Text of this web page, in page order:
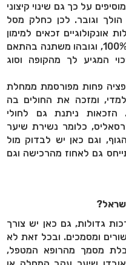
על כך גם שינוי קיצוני
וגובר. לכן כחלק מסל
אונקולוגיים זכאים למימון
של פאה. המימון הוא לא של 100%, וגובהו משתנה בהתאם
המגיע לך מהקופה וסוג
פחות מפורסמת ממחלת
ומזכה את החולים בה
ניתנת גם לחולי
כלומר נשירת שיער
וגם כאן יש לבדוק מול
גם לאחוז מהרכישה וגם
גדולות, גם כאן יש צורך
ומסמכים. ובכל זאת לא
מסמך מהרופא המטפל,